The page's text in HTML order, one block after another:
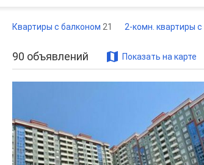
Квартиры с балконом 21 2-комн. квартиры
90 объявлений Показать на карте